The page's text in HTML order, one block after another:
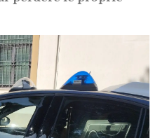
perdere le proprie